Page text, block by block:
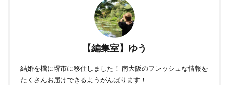
【編集室】ゆう
結婚を機に堺市に移住しました！ 南大阪のフレッシュな情報を
たくさんお届けできるようがんばります！